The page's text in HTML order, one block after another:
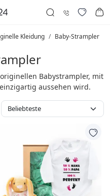
Kleidung Baby-Strampler
Babystrampler, mit
aussehen wird.